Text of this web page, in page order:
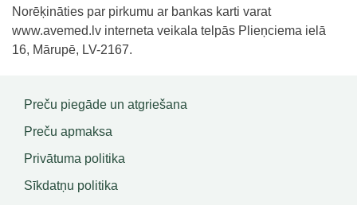
Norēķināties par pirkumu ar bankas karti varat
www.avemed.lv interneta veikala telpās Plieņciema ielā
16, Mārupē, LV-2167.
Preču piegāde un atgriešana
Preču apmaksa
Privātuma politika
Sīkdatņu politika